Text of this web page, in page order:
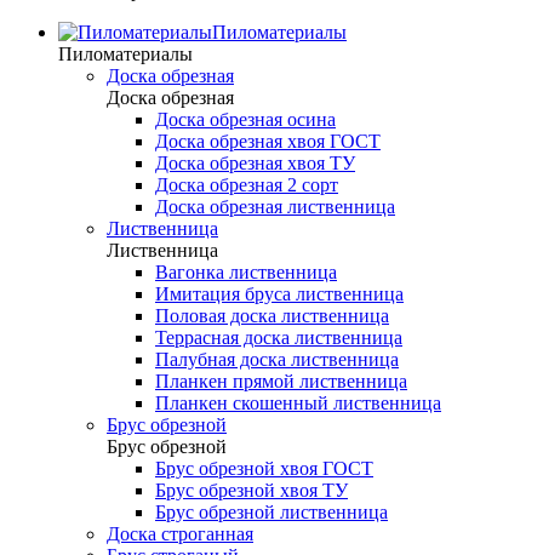
Пиломатериалы
Пиломатериалы
Доска обрезная
Доска обрезная
Доска обрезная осина
Доска обрезная хвоя ГОСТ
Доска обрезная хвоя ТУ
Доска обрезная 2 сорт
Доска обрезная лиственница
Лиственница
Лиственница
Вагонка лиственница
Имитация бруса лиственница
Половая доска лиственница
Террасная доска лиственница
Палубная доска лиственница
Планкен прямой лиственница
Планкен скошенный лиственница
Брус обрезной
Брус обрезной
Брус обрезной хвоя ГОСТ
Брус обрезной хвоя ТУ
Брус обрезной лиственница
Доска строганная